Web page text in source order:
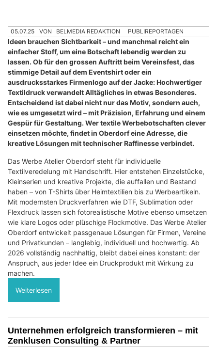
05.07.25 VON BELMEDIA REDAKTION PUBLIREPORTAGEN
Ideen brauchen Sichtbarkeit – und manchmal reicht ein
einfacher Stoff, um eine Botschaft lebendig werden zu
lassen. Ob für den grossen Auftritt beim Vereinsfest, das
stimmige Detail auf dem Eventshirt oder ein
ausdrucksstarkes Firmenlogo auf der Jacke: Hochwertiger
Textildruck verwandelt Alltägliches in etwas Besonderes.
Entscheidend ist dabei nicht nur das Motiv, sondern auch,
wie es umgesetzt wird – mit Präzision, Erfahrung und einem
Gespür für Gestaltung. Wer textile Werbebotschaften clever
einsetzen möchte, findet in Oberdorf eine Adresse, die
kreative Lösungen mit technischer Raffinesse verbindet.
Das Werbe Atelier Oberdorf steht für individuelle
Textilveredelung mit Handschrift. Hier entstehen Einzelstücke,
Kleinserien und kreative Projekte, die auffallen und Bestand
haben – von T-Shirts über Heimtextilien bis zu Werbeartikeln.
Mit modernsten Druckverfahren wie DTF, Sublimation oder
Flexdruck lassen sich fotorealistische Motive ebenso umsetzen
wie klare Logos oder plüschige Flockmotive. Das Werbe Atelier
Oberdorf entwickelt passgenaue Lösungen für Firmen, Vereine
und Privatkunden – langlebig, individuell und hochwertig. Ab
2026 vollständig nachhaltig, bleibt dabei eines konstant: der
Anspruch, aus jeder Idee ein Druckprodukt mit Wirkung zu
machen.
Weiterlesen
Unternehmen erfolgreich transformieren – mit
Zenklusen Consulting & Partner